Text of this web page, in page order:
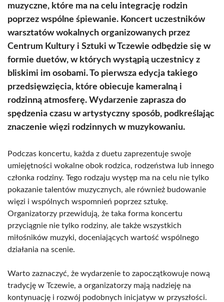
muzyczne, które ma na celu integrację rodzin
poprzez wspólne śpiewanie. Koncert uczestników
warsztatów wokalnych organizowanych przez
Centrum Kultury i Sztuki w Tczewie odbędzie się w
formie duetów, w których wystąpią uczestnicy z
bliskimi im osobami. To pierwsza edycja takiego
przedsięwzięcia, które obiecuje kameralną i
rodzinną atmosferę. Wydarzenie zaprasza do
spędzenia czasu w artystyczny sposób, podkreślając
znaczenie więzi rodzinnych w muzykowaniu.
Podczas koncertu, każda z duetu zaprezentuje swoje
umiejętności wokalne obok rodzica, rodzeństwa lub innego
członka rodziny. Tego rodzaju występ ma na celu nie tylko
pokazanie talentów muzycznych, ale również budowanie
więzi i wspólnych wspomnień poprzez sztukę.
Organizatorzy przewidują, że taka forma koncertu
przyciągnie nie tylko rodziny, ale także wszystkich
miłośników muzyki, doceniających wartość wspólnego
działania na scenie.
Warto zaznaczyć, że wydarzenie to zapoczątkowuje nową
tradycję w Tczewie, a organizatorzy mają nadzieję na
kontynuację i rozwój podobnych inicjatyw w przyszłości.